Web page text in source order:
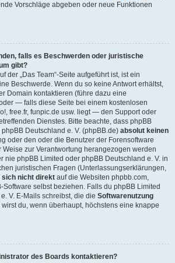
Vorschläge abgeben oder neue Funktionen
falls es Beschwerden oder juristische
gibt?
der „Das Team“-Seite aufgeführt ist, ist ein
Beschwerde. Wenn du so keine Antwort erhältst,
Domain kontaktieren (führe dazu eine
— falls diese Seite bei einem kostenlosen
free.fr, funpic.de usw. liegt — den Support oder
Dienstes. Bitte beachte, dass phpBB
Deutschland e. V. (phpBB.de) absolut keinen
oder den oder die Benutzer der Forensoftware
Weise zur Verantwortung herangezogen werden
nie phpBB Limited oder phpBB Deutschland e. V. in
juristischen Fragen (Unterlassungserklärungen,
sich nicht direkt auf die Websiten phpbb.com,
selbst beziehen. Falls du phpBB Limited
V. E-Mails schreibst, die die Softwarenutzung
wirst du, wenn überhaupt, höchstens eine knappe
des Boards kontaktieren?